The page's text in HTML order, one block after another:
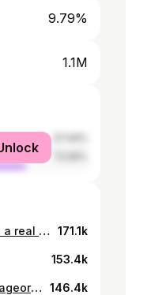
9.79%
1.1M
RIP Super Trapper u were a real one🕊 171.1k
153.4k
More life💫💫 @ilianapapageorgiou 146.4k